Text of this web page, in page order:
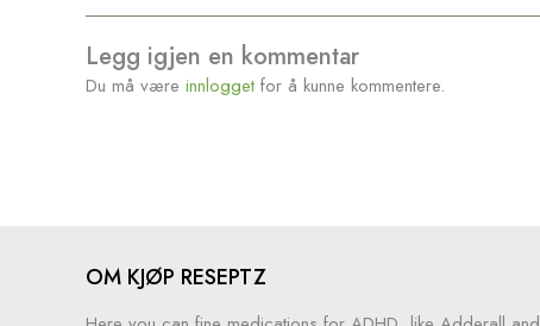
Legg igjen en kommentar
Du må være innloggetfor å kunne kommentere.
OM KJØP RESEPTZ